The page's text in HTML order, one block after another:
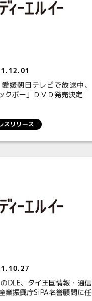
媛朝日テレビで放送中、
クボー」ＤＶＤ発売決定
スリリース
DLE、タイ王国情報・通信
業振興庁SiPA名誉顧問に任